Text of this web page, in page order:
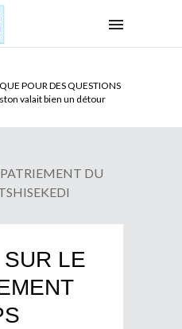
POUR DES QUESTIONS
valait bien un détour
DU SENAT BENINOIS :
sans partir !
DU
LE